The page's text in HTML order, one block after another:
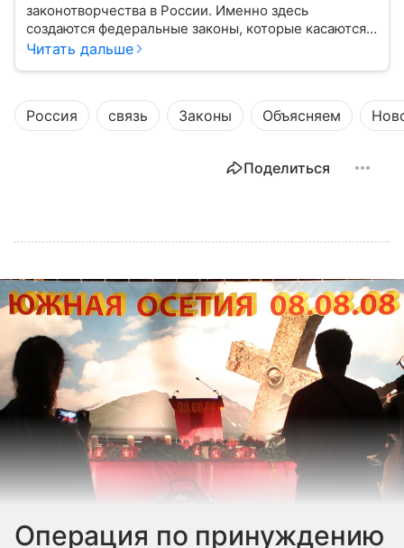
законотворчества в России. Именно здесь
создаются федеральные законы, которые касаются
жизни каждого гражданина: от образования и
Читать дальше
Россия связь Законы Объясняем
Поделиться
Операция по принуждению